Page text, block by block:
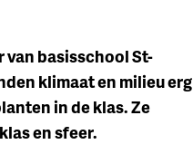
van basisschool St-
klimaat en milieu erg
in de klas. Ze
en sfeer.